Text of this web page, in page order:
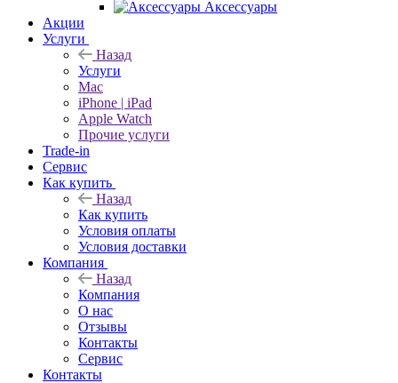
Аксессуары
Акции
Услуги
Назад
Услуги
Mac
iPhone | iPad
Apple Watch
Прочие услуги
Trade-in
Сервис
Как купить
Назад
Как купить
Условия оплаты
Условия доставки
Компания
Назад
Компания
О нас
Отзывы
Контакты
Сервис
Контакты